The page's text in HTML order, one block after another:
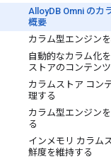
AlloyDB Omni のカ
概要
カラム型エンジン
自動的なカラム化
ストアのコンテン
カラムストア コン
理する
カラム型エンジン
る
インメモリ カラム
鮮度を維持する